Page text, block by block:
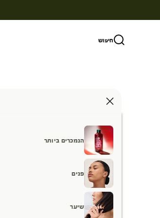
חיפוש
הנמכרים ביותר
פנים
שיער